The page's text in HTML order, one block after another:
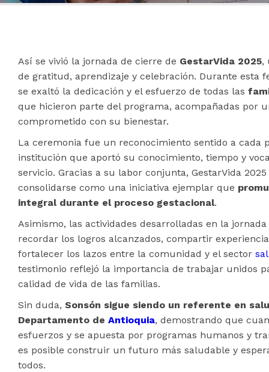
​Así se vivió la jornada de cierre de GestarVida 2025,
de gratitud, aprendizaje y celebración. Durante esta
se exaltó la dedicación y el esfuerzo de todas las
que hicieron parte del programa, acompañadas por
comprometido con su bienestar.
La ceremonia fue un reconocimiento sentido a cada
institución que aportó su conocimiento, tiempo y
servicio. Gracias a su labor conjunta, GestarVida
consolidarse como una iniciativa ejemplar que
integral durante el proceso gestacional.
Asimismo, las actividades desarrolladas en la
recordar los logros alcanzados, compartir
fortalecer los lazos entre la comunidad y el sector
testimonio reflejó la importancia de trabajar unidos
calidad de vida de las familias.
Sin duda, Sonsón sigue siendo un referente en
Departamento de Antioquia, demostrando que
esfuerzos y se apuesta por programas humanos y
es posible construir un futuro más saludable y
todos.